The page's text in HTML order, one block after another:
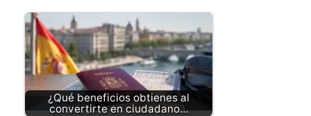
¿Qué beneficios obtienes al
convertirte en ciudadano…